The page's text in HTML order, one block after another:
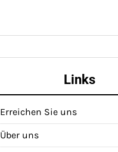
Links
Erreichen Sie uns
Über uns